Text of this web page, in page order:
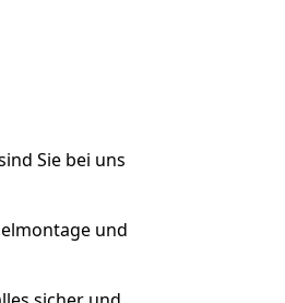
Sie bei uns
und